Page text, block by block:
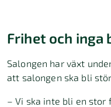
Frihet och inga
Salongen har växt
att salongen ska bli
– Vi ska inte bli en stor